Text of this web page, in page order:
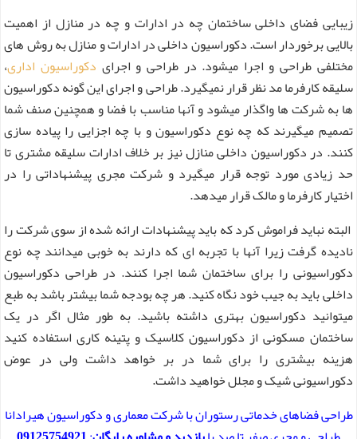
زیبایی فضای داخلی ساختمان چه در ادارات و چه در منازل از اهمیت
بالایی برخوردار است. دکوراسیون داخلی در ادارات و منازل به روش های
مختلفی طراحی و اجرا میشود. در طراحی و اجرای دکوراسیون اداری،
سلیقه کارفرما مد نظر قرار نمیگیرد. طراحی و اجرای این گونه دکوراسیون
ها به شرکت ها واگذار میشود و آنها مناسب با فضا و همچنین صنف شما
تصمیم میگیرند که چه نوع دکوراسیون و با چه اجزایی را پیاده سازی
کنند. در دکوراسیون داخلی منازل نیز بر خلاف ادارات سلیقه مشتری تا
حد زیادی مورد توجه قرار میگیرد و شرکت مجری پیشنهاداتی را در
اختیار کارفرما و مالک قرار میدهد.
البته نباید فراموش کرد که باید پیشنهادات ارائه شده از سوی شرکت را
نادیده گرفت زیرا آنها با تجربه ای که دارند به خوبی میدانند چه نوع
دکوراسیونی را برای ساختمان شما اجرا کنند. در طراحی دکوراسیون
داخلی باید به جیب خود نگاه کنید. هر چه بودجه شما بیشتر باشد به طبع
میتوانید دکوراسیون بهتری داشته باشید. به طور مثال اگر در یک
ساختمان مسکونی از دکوراسیون کلاسیک و پتینه کاری استفاده کنید
هزینه بیشتری را برای شما در بر خواهد داشت ولی در عوض
دکوراسیونی شیک و مجلل خواهید داشت.
طراحی فضاهای خدماتی رستوران با شرکت معماری و دکوراسیون هیرادانا